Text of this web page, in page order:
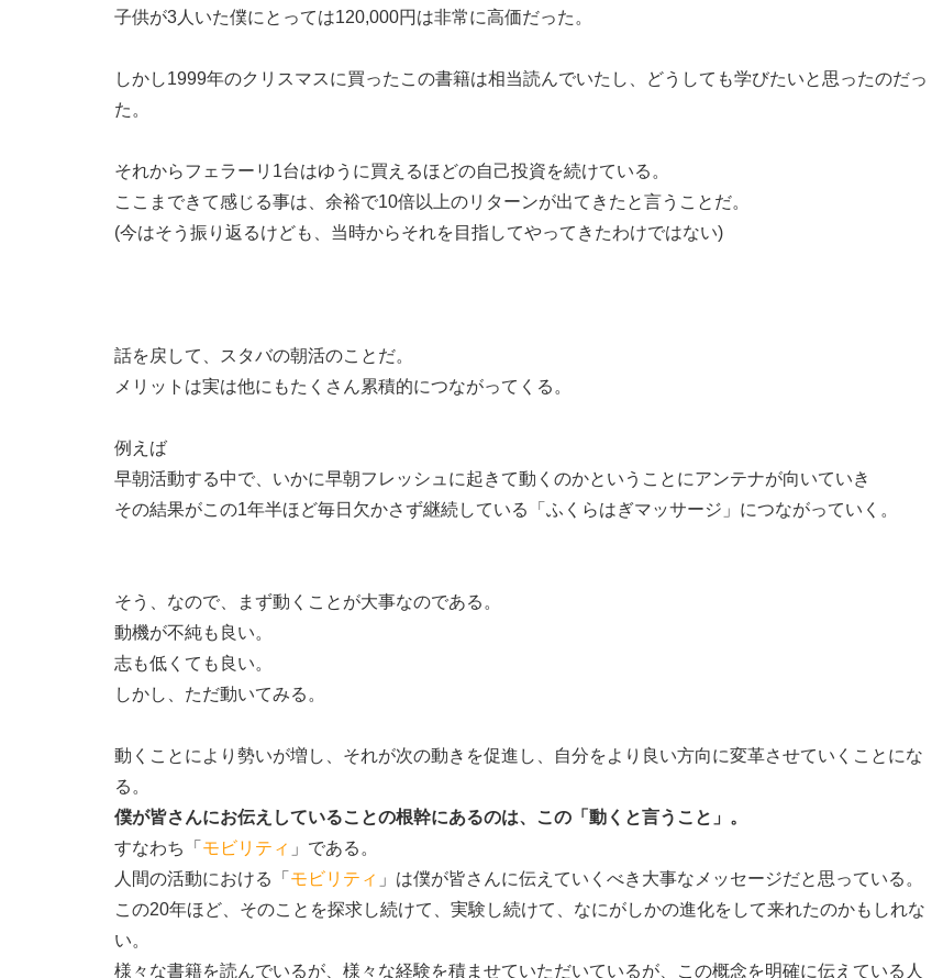
子供が3人いた僕にとっては120,000円は非常に高価だった。
しかし1999年のクリスマスに買ったこの書籍は相当読んでいたし、どうしても学びたいと思ったのだっ
た。
それからフェラーリ1台はゆうに買えるほどの自己投資を続けている。
ここまできて感じる事は、余裕で10倍以上のリターンが出てきたと言うことだ。
(今はそう振り返るけども、当時からそれを目指してやってきたわけではない)
話を戻して、スタバの朝活のことだ。
メリットは実は他にもたくさん累積的につながってくる。
例えば
早朝活動する中で、いかに早朝フレッシュに起きて動くのかということにアンテナが向いていき
その結果がこの1年半ほど毎日欠かさず継続している「ふくらはぎマッサージ」につながっていく。
そう、なので、まず動くことが大事なのである。
動機が不純も良い。
志も低くても良い。
しかし、ただ動いてみる。
動くことにより勢いが増し、それが次の動きを促進し、自分をより良い方向に変革させていくことにな
る。
僕が皆さんにお伝えしていることの根幹にあるのは、この「動くと言うこと」。
すなわち「 モビリティ 」である。
人間の活動における「 モビリティ 」は僕が皆さんに伝えていくべき大事なメッセージだと思っている。
この20年ほど、そのことを探求し続けて、実験し続けて、なにがしかの進化をして来れたのかもしれな
い。
様々な書籍を読んでいるが、様々な経験を積ませていただいているが、この概念を明確に伝えている人